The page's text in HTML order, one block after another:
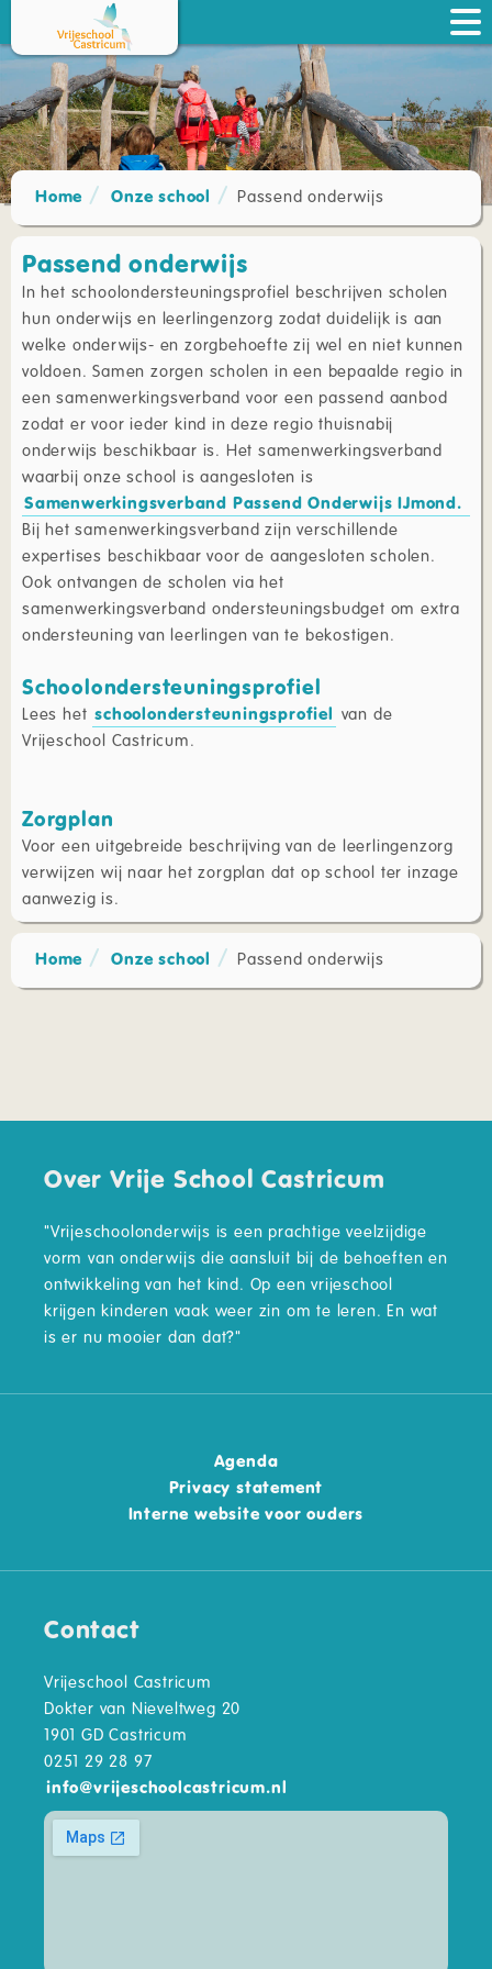
Home Onze school Passend onderwijs
Passend onderwijs
In het schoolondersteuningsprofiel beschrijven scholen
hun onderwijs en leerlingenzorg zodat duidelijk is aan
welke onderwijs- en zorgbehoefte zij wel en niet kunnen
voldoen. Samen zorgen scholen in een bepaalde regio in
een samenwerkingsverband voor een passend aanbod
zodat er voor ieder kind in deze regio thuisnabij
onderwijs beschikbaar is. Het samenwerkingsverband
waarbij onze school is aangesloten is
Samenwerkingsverband Passend Onderwijs IJmond.
Bij het samenwerkingsverband zijn verschillende
expertises beschikbaar voor de aangesloten scholen.
Ook ontvangen de scholen via het
samenwerkingsverband ondersteuningsbudget om extra
ondersteuning van leerlingen van te bekostigen.
Schoolondersteuningsprofiel
Lees het schoolondersteuningsprofiel van de
Vrijeschool Castricum.
Zorgplan
Voor een uitgebreide beschrijving van de leerlingenzorg
verwijzen wij naar het zorgplan dat op school ter inzage
aanwezig is.
Home Onze school Passend onderwijs
Over Vrije School Castricum
"Vrijeschoolonderwijs is een prachtige veelzijdige
vorm van onderwijs die aansluit bij de behoeften en
ontwikkeling van het kind. Op een vrijeschool
krijgen kinderen vaak weer zin om te leren. En wat
is er nu mooier dan dat?"
Agenda
Privacy statement
Interne website voor ouders
Contact
Vrijeschool Castricum
Dokter van Nieveltweg 20
1901 GD Castricum
0251 29 28 97
info@vrijeschoolcastricum.nl